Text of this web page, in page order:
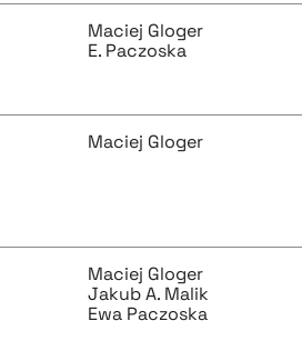
Maciej Gloger
E. Paczoska
Maciej Gloger
Maciej Gloger
Jakub A. Malik
Ewa Paczoska